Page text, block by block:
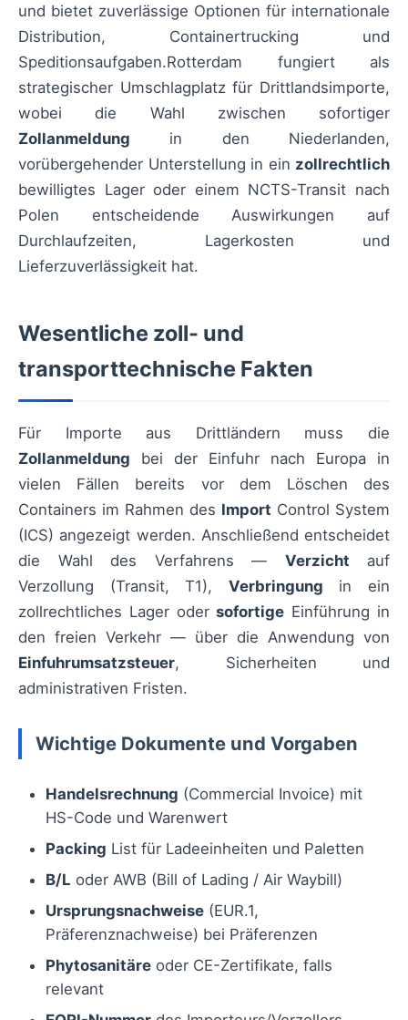
und bietet zuverlässige Optionen für internationale
Distribution, Containertrucking und
Speditionsaufgaben.Rotterdam fungiert als
strategischer Umschlagplatz für Drittlandsimporte,
wobei die Wahl zwischen sofortiger
Zollanmeldung in den Niederlanden,
vorübergehender Unterstellung in ein zollrechtlich
bewilligtes Lager oder einem NCTS-Transit nach
Polen entscheidende Auswirkungen auf
Durchlaufzeiten, Lagerkosten und
Lieferzuverlässigkeit hat.
Wesentliche zoll- und
transporttechnische Fakten
Für Importe aus Drittländern muss die
Zollanmeldung bei der Einfuhr nach Europa in
vielen Fällen bereits vor dem Löschen des
Containers im Rahmen des Import Control System
(ICS) angezeigt werden. Anschließend entscheidet
die Wahl des Verfahrens — Verzicht auf
Verzollung (Transit, T1), Verbringung in ein
zollrechtliches Lager odersofortige Einführung in
den freien Verkehr — über die Anwendung von
Einfuhrumsatzsteuer, Sicherheiten und
administrativen Fristen.
Wichtige Dokumente und Vorgaben
Handelsrechnung (Commercial Invoice) mit
HS-Code und Warenwert
Packing List für Ladeeinheiten und Paletten
B/L oder AWB (Bill of Lading / Air Waybill)
Ursprungsnachweise (EUR.1,
Präferenznachweise) bei Präferenzen
Phytosanitäre oder CE-Zertifikate, falls
relevant